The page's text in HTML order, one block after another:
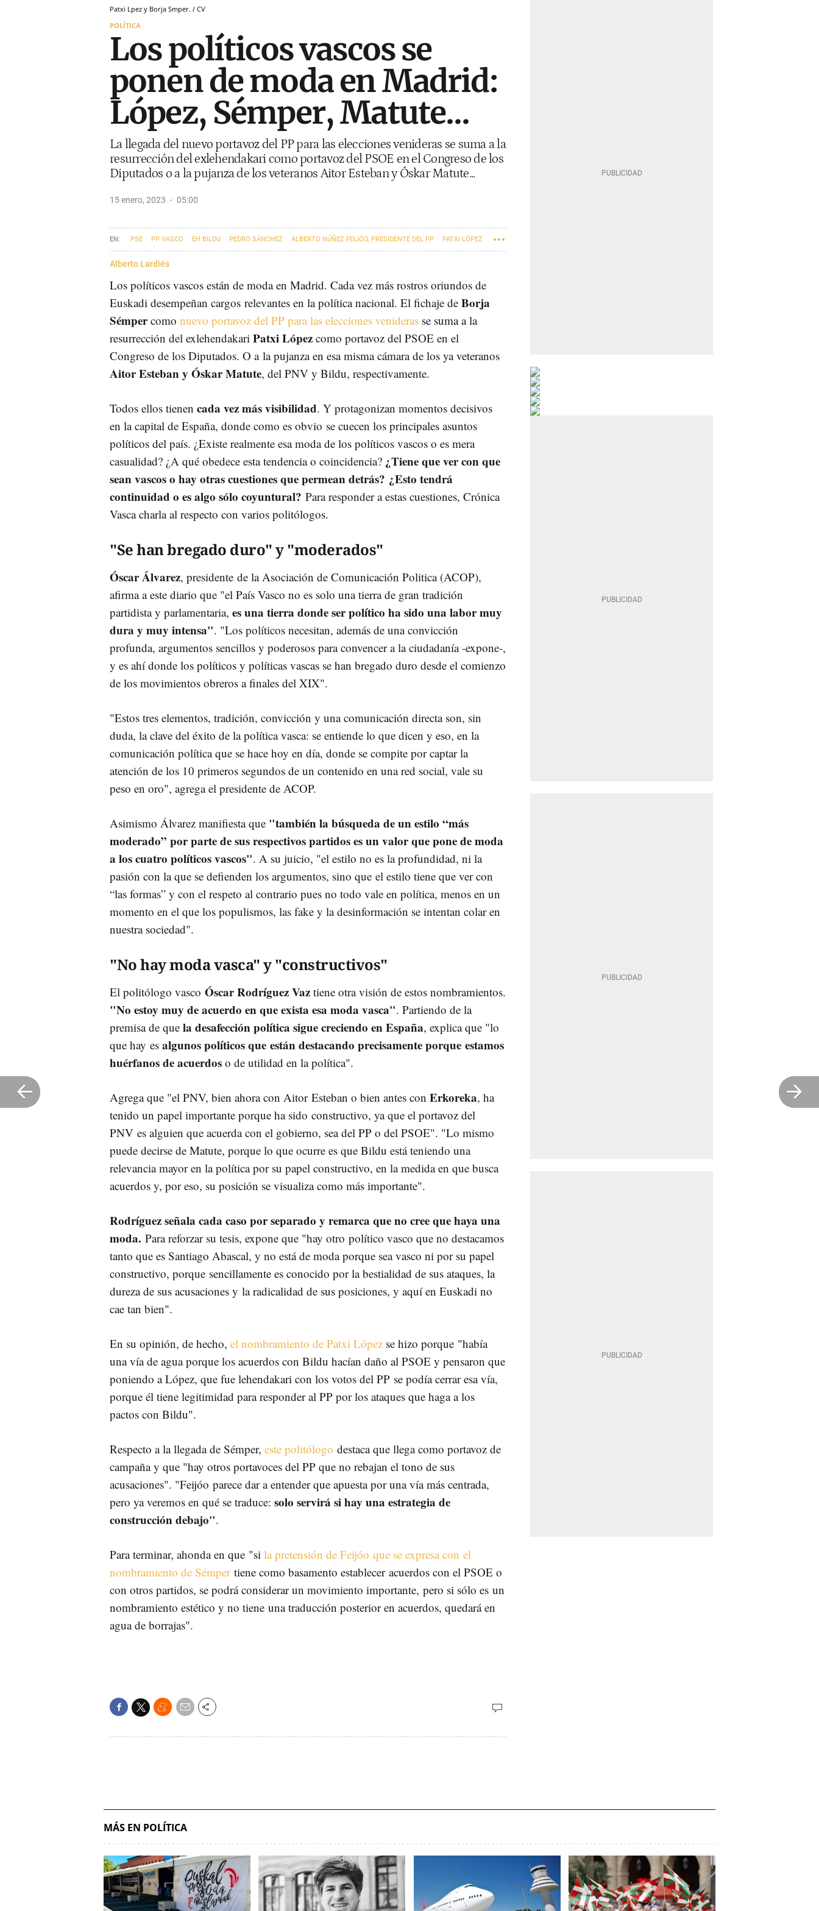
Patxi Lpez y Borja Smper. / CV
POLÍTICA
Los políticos vascos se
ponen de moda en Madrid:
López, Sémper, Matute...
La llegada del nuevo portavoz del PP para las elecciones venideras se suma a la
resurrección del exlehendakari como portavoz del PSOE en el Congreso de los
Diputados o a la pujanza de los veteranos Aitor Esteban y Óskar Matute...
15 enero, 2023 05:00
PSE PP VASCO EH BILDU PEDRO SÁNCHEZ ALBERTO NÚÑEZ FEIJÓO, PRESIDENTE DEL PP PATXI LÓPEZ
BORJA SÉMPER
Alberto Lardiés
Los políticos vascos están de moda en Madrid. Cada vez más rostros oriundos de
Euskadi desempeñan cargos relevantes en la política nacional. El fichaje de Borja
Sémpercomo nuevo portavoz del PP para las elecciones venideras se suma a la
resurrección del exlehendakari Patxi López como portavoz del PSOE en el
Congreso de los Diputados. O a la pujanza en esa misma cámara de los ya veteranos
Aitor Esteban y Óskar Matute, del PNV y Bildu, respectivamente.
Todos ellos tienen cada vez más visibilidad. Y protagonizan momentos decisivos
en la capital de España, donde como es obvio se cuecen los principales asuntos
políticos del país. ¿Existe realmente esa moda de los políticos vascos o es mera
casualidad? ¿A qué obedece esta tendencia o coincidencia? ¿Tiene que ver con que
sean vascos o hay otras cuestiones que permean detrás? ¿Esto tendrá
continuidad o es algo sólo coyuntural? Para responder a estas cuestiones, Crónica
Vasca charla al respecto con varios politólogos.
"Se han bregado duro" y "moderados"
Óscar Álvarez, presidente de la Asociación de Comunicación Politica (ACOP),
afirma a este diario que "el País Vasco no es solo una tierra de gran tradición
partidista y parlamentaria, es una tierra donde ser político ha sido una labor muy
dura y muy intensa". "Los políticos necesitan, además de una convicción
profunda, argumentos sencillos y poderosos para convencer a la ciudadanía -expone-,
y es ahí donde los políticos y políticas vascas se han bregado duro desde el comienzo
de los movimientos obreros a finales del XIX".
"Estos tres elementos, tradición, convicción y una comunicación directa son, sin
duda, la clave del éxito de la política vasca: se entiende lo que dicen y eso, en la
comunicación política que se hace hoy en día, donde se compite por captar la
atención de los 10 primeros segundos de un contenido en una red social, vale su
peso en oro", agrega el presidente de ACOP.
Asimismo Álvarez manifiesta que "también la búsqueda de un estilo “más
moderado” por parte de sus respectivos partidos es un valor que pone de moda
a los cuatro políticos vascos". A su juicio, "el estilo no es la profundidad, ni la
pasión con la que se defienden los argumentos, sino que el estilo tiene que ver con
“las formas” y con el respeto al contrario pues no todo vale en política, menos en un
momento en el que los populismos, las fake y la desinformación se intentan colar en
nuestra sociedad".
"No hay moda vasca" y "constructivos"
El politólogo vasco Óscar Rodríguez Vaz tiene otra visión de estos nombramientos.
"No estoy muy de acuerdo en que exista esa moda vasca". Partiendo de la
premisa de que la desafección política sigue creciendo en España, explica que "lo
que hay es algunos políticos que están destacando precisamente porque estamos
huérfanos de acuerdos o de utilidad en la política".
Agrega que "el PNV, bien ahora con Aitor Esteban o bien antes con Erkoreka, ha
tenido un papel importante porque ha sido constructivo, ya que el portavoz del
PNV es alguien que acuerda con el gobierno, sea del PP o del PSOE". "Lo mismo
puede decirse de Matute, porque lo que ocurre es que Bildu está teniendo una
relevancia mayor en la política por su papel constructivo, en la medida en que busca
acuerdos y, por eso, su posición se visualiza como más importante".
Rodríguez señala cada caso por separado y remarca que no cree que haya una
moda. Para reforzar su tesis, expone que "hay otro político vasco que no destacamos
tanto que es Santiago Abascal, y no está de moda porque sea vasco ni por su papel
constructivo, porque sencillamente es conocido por la bestialidad de sus ataques, la
dureza de sus acusaciones y la radicalidad de sus posiciones, y aquí en Euskadi no
cae tan bien".
En su opinión, de hecho, el nombramiento de Patxi López se hizo porque "había
una vía de agua porque los acuerdos con Bildu hacían daño al PSOE y pensaron que
poniendo a López, que fue lehendakari con los votos del PP se podía cerrar esa vía,
porque él tiene legitimidad para responder al PP por los ataques que haga a los
pactos con Bildu".
Respecto a la llegada de Sémper, este politólogo destaca que llega como portavoz de
campaña y que "hay otros portavoces del PP que no rebajan el tono de sus
acusaciones". "Feijóo parece dar a entender que apuesta por una vía más centrada,
pero ya veremos en qué se traduce: solo servirá si hay una estrategia de
construcción debajo".
Para terminar, ahonda en que "si la pretensión de Feijóo que se expresa con el
nombramiento de Sémpertiene como basamento establecer acuerdos con el PSOE o
con otros partidos, se podrá considerar un movimiento importante, pero si sólo es un
nombramiento estético y no tiene una traducción posterior en acuerdos, quedará en
agua de borrajas".
MÁS EN POLÍTICA